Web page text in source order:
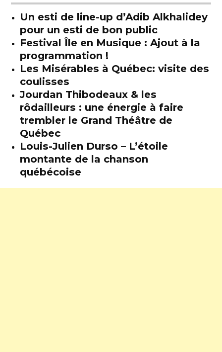
Un esti de line-up d’Adib Alkhalidey
pour un esti de bon public
Festival Île en Musique : Ajout à la
programmation !
Les Misérables à Québec: visite des
coulisses
Jourdan Thibodeaux & les
rôdailleurs : une énergie à faire
trembler le Grand Théâtre de
Québec
Louis-Julien Durso – L’étoile
montante de la chanson
québécoise